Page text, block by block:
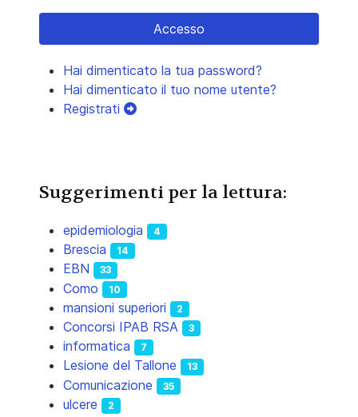
Accesso
Hai dimenticato la tua password?
Hai dimenticato il tuo nome utente?
Registrati
Suggerimenti per la lettura:
epidemiologia 4
Brescia 14
EBN 33
Como 10
mansioni superiori 2
Concorsi IPAB RSA 3
informatica 7
Lesione del Tallone 13
Comunicazione 35
ulcere 2